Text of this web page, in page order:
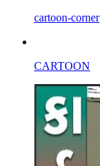
cartoon-corner
CARTOON